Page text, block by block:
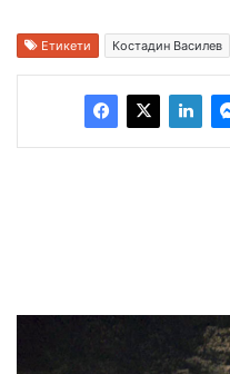
Етикети Костадин Василев